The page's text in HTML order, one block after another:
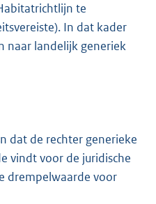
te
In dat kader
naar landelijk generiek
dat de rechter generieke
vindt voor de juridische
drempelwaarde voor